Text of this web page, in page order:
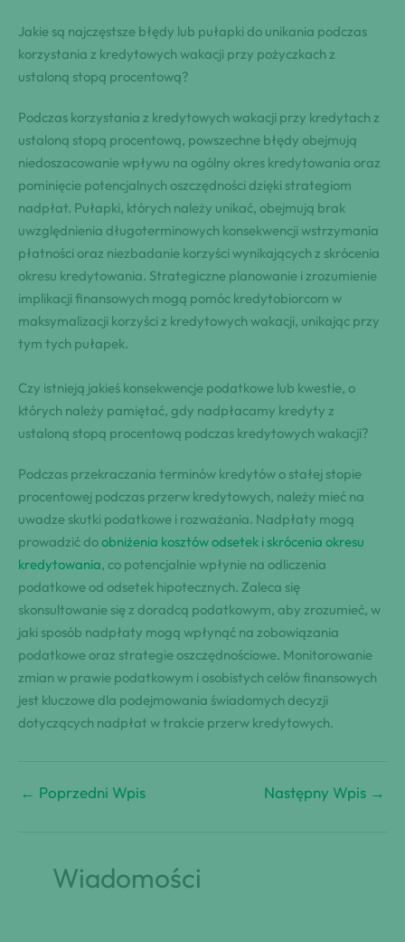
Jakie są najczęstsze błędy lub pułapki do unikania podczas
korzystania z kredytowych wakacji przy pożyczkach z
ustaloną stopą procentową?
Podczas korzystania z kredytowych wakacji przy kredytach z
ustaloną stopą procentową, powszechne błędy obejmują
niedoszacowanie wpływu na ogólny okres kredytowania oraz
pominięcie potencjalnych oszczędności dzięki strategiom
nadpłat. Pułapki, których należy unikać, obejmują brak
uwzględnienia długoterminowych konsekwencji wstrzymania
płatności oraz niezbadanie korzyści wynikających z skrócenia
okresu kredytowania. Strategiczne planowanie i zrozumienie
implikacji finansowych mogą pomóc kredytobiorcom w
maksymalizacji korzyści z kredytowych wakacji, unikając przy
tym tych pułapek.
Czy istnieją jakieś konsekwencje podatkowe lub kwestie, o
których należy pamiętać, gdy nadpłacamy kredyty z
ustaloną stopą procentową podczas kredytowych wakacji?
Podczas przekraczania terminów kredytów o stałej stopie
procentowej podczas przerw kredytowych, należy mieć na
uwadze skutki podatkowe i rozważania. Nadpłaty mogą
prowadzić doobniżenia kosztów odsetek i skrócenia okresu
kredytowania, co potencjalnie wpłynie na odliczenia
podatkowe od odsetek hipotecznych. Zaleca się
skonsultowanie się z doradcą podatkowym, aby zrozumieć, w
jaki sposób nadpłaty mogą wpłynąć na zobowiązania
podatkowe oraz strategie oszczędnościowe. Monitorowanie
zmian w prawie podatkowym i osobistych celów finansowych
jest kluczowe dla podejmowania świadomych decyzji
dotyczących nadpłat w trakcie przerw kredytowych.
← Poprzedni Wpis Następny Wpis →
Wiadomości